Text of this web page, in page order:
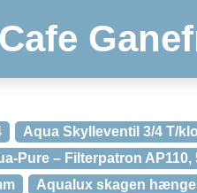
Cafe
Aqua Skylleventil 3/4 T/
Pure – Filterpatron AP110,
Aqualux skagen